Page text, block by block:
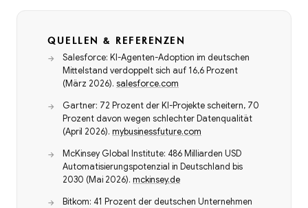
QUELLEN & REFERENZEN
Salesforce: KI-Agenten-Adoption im deutschen
Mittelstand verdoppelt sich auf 16,6 Prozent
(März 2026). salesforce.com
Gartner: 72 Prozent der KI-Projekte scheitern, 70
Prozent davon wegen schlechter Datenqualität
(April 2026). mybusinessfuture.com
McKinsey Global Institute: 486 Milliarden USD
Automatisierungspotenzial in Deutschland bis
2030 (Mai 2026). mckinsey.de
Bitkom: 41 Prozent der deutschen Unternehmen